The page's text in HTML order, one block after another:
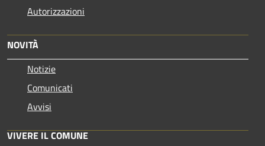
Autorizzazioni
NOVITÀ
Notizie
Comunicati
Avvisi
VIVERE IL COMUNE